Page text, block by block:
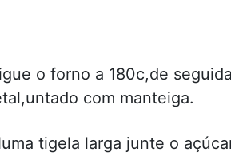
o forno a 180c,de
com manteiga.
tigela larga junte o